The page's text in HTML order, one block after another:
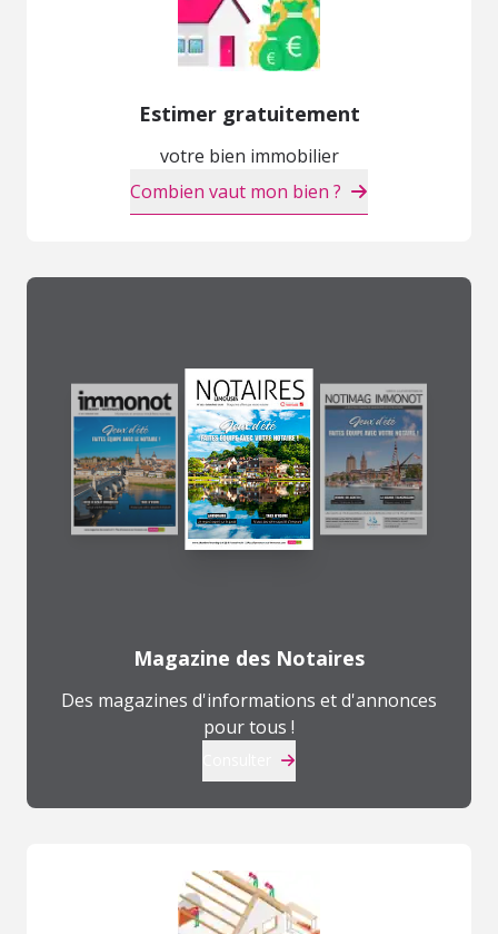
Estimer gratuitement
votre bien immobilier
Combien vaut mon bien ?
Magazine des Notaires
Des magazines d'informations et d'annonces
pour tous !